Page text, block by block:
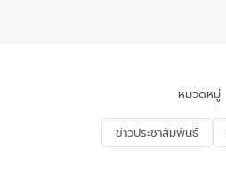
หมวดหมู่
ข่าวประชาสัมพันธ์